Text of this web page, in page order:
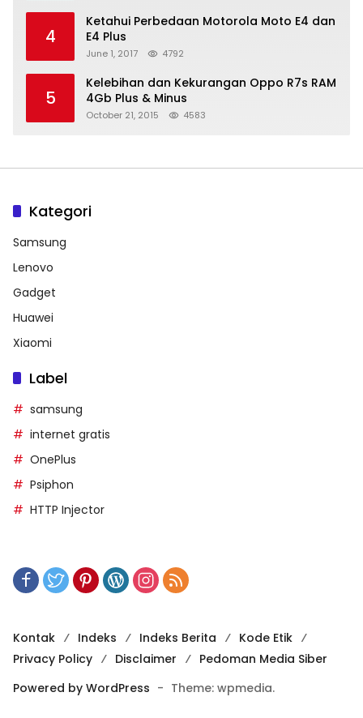
4
Ketahui Perbedaan Motorola Moto E4 dan
E4 Plus
June 1, 2017 4792
5
Kelebihan dan Kekurangan Oppo R7s RAM
4Gb Plus & Minus
October 21, 2015 4583
Kategori
Samsung
Lenovo
Gadget
Huawei
Xiaomi
Label
samsung
internet gratis
OnePlus
Psiphon
HTTP Injector
Kontak Indeks Indeks Berita
Kode Etik
Privacy Policy
Disclaimer
Pedoman Media Siber
Powered by WordPress - Theme: wpmedia.